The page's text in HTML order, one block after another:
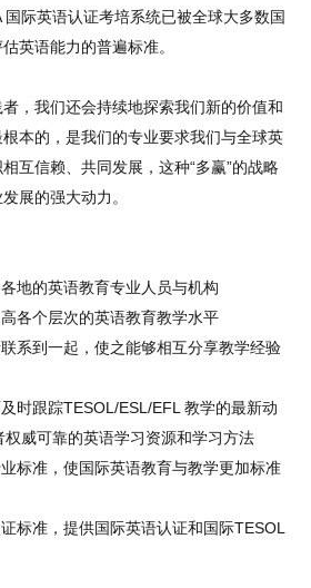
协会 保留所有权利
际英语认证考培系统已被全球大多数国
英语能力的普遍标准。
，我们还会持续地探索我们新的价值和
本的，是我们的专业要求我们与全球英
互信赖、共同发展，这种“多赢”的战略
展的强大动力。
地的英语教育专业人员与机构
各个层次的英语教育教学水平
系到一起，使之能够相互分享教学经验
时跟踪TESOL/ESL/EFL 教学的最新动
威可靠的英语学习资源和学习方法
标准，使国际英语教育与教学更加标准
标准，提供国际英语认证和国际TESOL